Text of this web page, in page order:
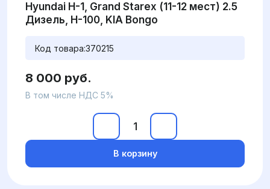
Hyundai H-1, Grand Starex (11-12 мест) 2.5
Дизель, H-100, KIA Bongo
Код товара:370215
8 000 руб.
В том числе НДС 5%
В корзину